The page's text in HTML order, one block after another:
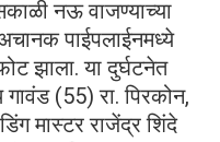
नऊ वाजण्याच्या
अचानक पाईपलाईनमध्ये
झाला. या दुर्घटनेत
(55) रा. पिरकोन,
मास्टर राजेंद्र शिंदे